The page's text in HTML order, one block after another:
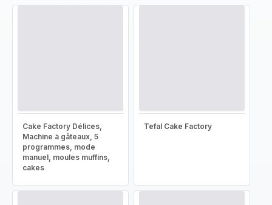
Cake Factory Délices,
Machine à gâteaux, 5
programmes, mode
manuel, moules muffins,
cakes
Tefal Cake Factory